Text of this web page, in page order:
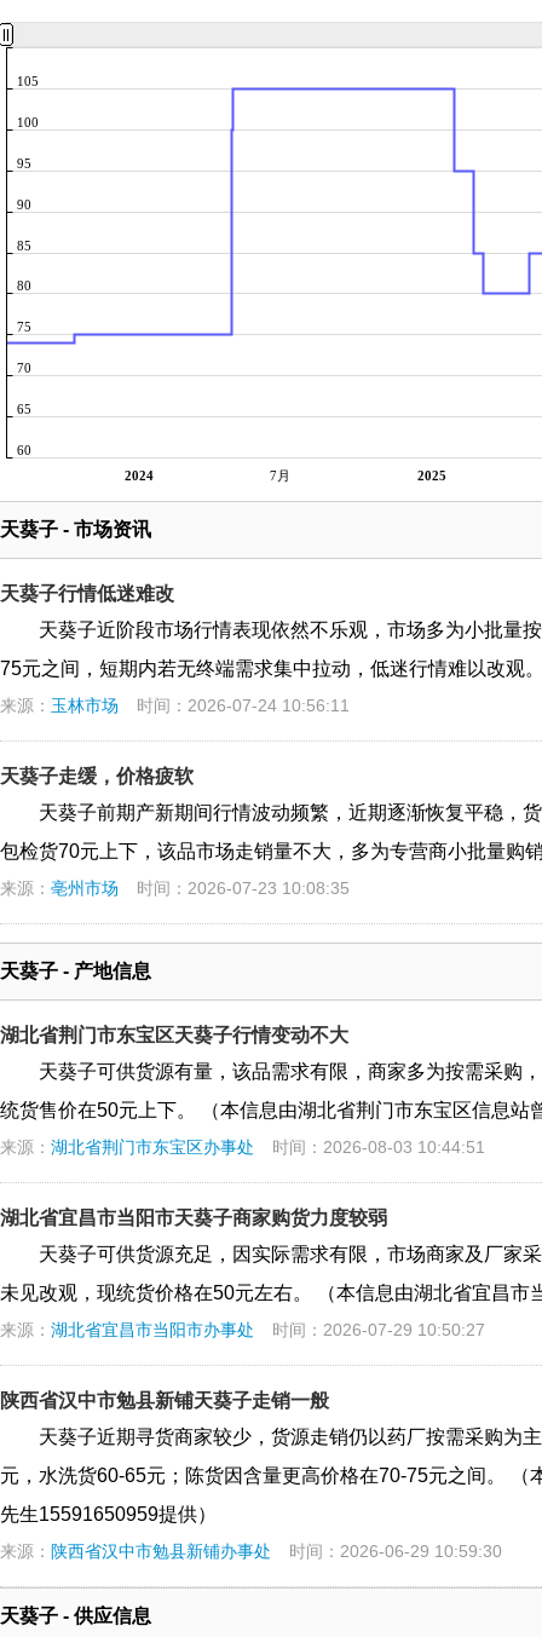
2024 7月 2025
60
65
70
75
80
85
90
95
100
105
天葵子 - 市场资讯
天葵子行情低迷难改
天葵子近阶段市场行情表现依然不乐观，市场多为小批量
75元之间，短期内若无终端需求集中拉动，低迷行情难以改观
来源： 玉林市场 时间：2026-07-24 10:56:11
天葵子走缓，价格疲软
天葵子前期产新期间行情波动频繁，近期逐渐恢复平稳，
包检货70元上下，该品市场走销量不大，多为专营商小批量购
来源： 亳州市场 时间：2026-07-23 10:08:35
天葵子 - 产地信息
湖北省荆门市东宝区天葵子行情变动不大
天葵子可供货源有量，该品需求有限，商家多为按需采购
统货售价在50元上下。 （本信息由湖北省荆门市东宝区信息站
来源： 湖北省荆门市东宝区办事处 时间：2026-08-03 10:44:51
湖北省宜昌市当阳市天葵子商家购货力度较弱
天葵子可供货源充足，因实际需求有限，市场商家及厂家
未见改观，现统货价格在50元左右。 （本信息由湖北省宜昌
来源： 湖北省宜昌市当阳市办事处 时间：2026-07-29 10:50:27
陕西省汉中市勉县新铺天葵子走销一般
天葵子近期寻货商家较少，货源走销仍以药厂按需采购为
元，水洗货60-65元；陈货因含量更高价格在70-75元之间。
先生15591650959提供）
来源： 陕西省汉中市勉县新铺办事处 时间：2026-06-29 10:59:30
天葵子 - 供应信息